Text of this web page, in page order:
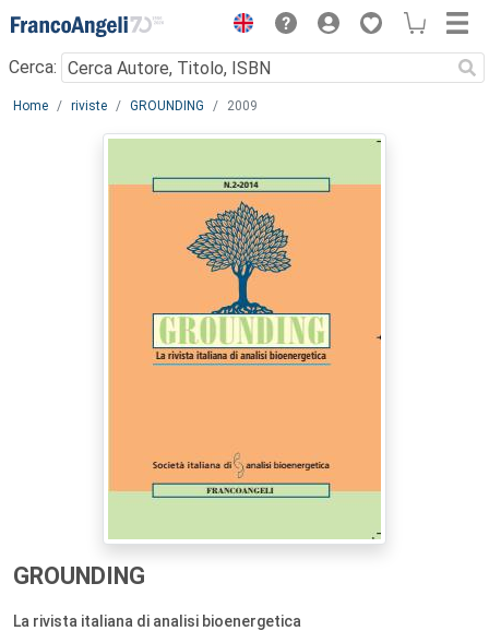
Menu
Cerca:
Main content
Home riviste GROUNDING 2009
GROUNDING
La rivista italiana di analisi bioenergetica